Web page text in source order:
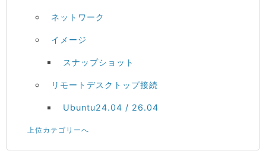
ネットワーク
イメージ
スナップショット
リモートデスクトップ接続
Ubuntu24.04 / 26.04
上位カテゴリーへ